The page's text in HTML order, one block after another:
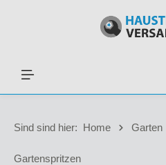
Sind sind hier: Home Garten
Gartenspritzen